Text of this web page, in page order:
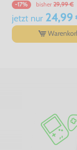
-17% bisher 29,99 €
jetzt nur24,99